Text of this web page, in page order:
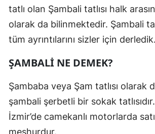
tatlı olan Şambali tatlısı halk
olarak da bilinmektedir. Şambali
tüm ayrıntılarını sizler için derledik.
ŞAMBALİ NE DEMEK?
Şambaba veya Şam tatlısı olarak
şambali şerbetli bir sokak
İzmir’de camekanlı motorlarda
meşhurdur.